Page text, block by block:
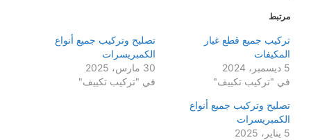
مرتبط
تركيب جميع قطع غيار
المكيفات
5 ديسمبر، 2024
في "تركيب تكييف"
تصليح وتركيب جميع أنواع
الكمبريسرات
30 مارس، 2025
في "تركيب تكييف"
تصليح وتركيب جميع أنواع
الكمبريسرات
5 يناير، 2025